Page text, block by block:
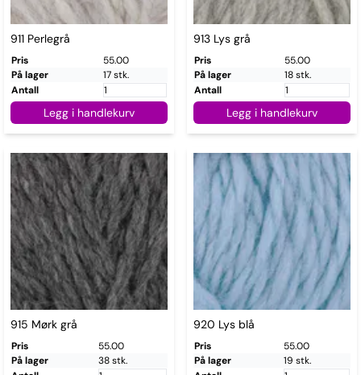
911 Perlegrå
Pris
55.00
På lager
17 stk.
Antall
Legg i handlekurv
913 Lys grå
Pris
55.00
På lager
18 stk.
Antall
Legg i handlekurv
915 Mørk grå
Pris
55.00
På lager
38 stk.
920 Lys blå
Pris
55.00
På lager
19 stk.